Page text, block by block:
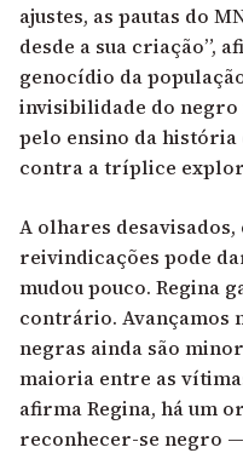
ajustes, as pautas do
desde a sua criação”,
genocídio da
invisibilidade do negro
pelo ensino da história
contra a tríplice
A olhares
reivindicações pode
mudou pouco. Regina
contrário. Avançamos
negras ainda são
maioria entre as
afirma Regina, há um
reconhecer-se negro